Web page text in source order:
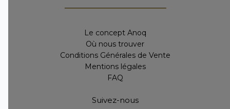
Le concept Anoq
Où nous trouver
Conditions Générales de Vente
Mentions légales
FAQ
Suivez-nous